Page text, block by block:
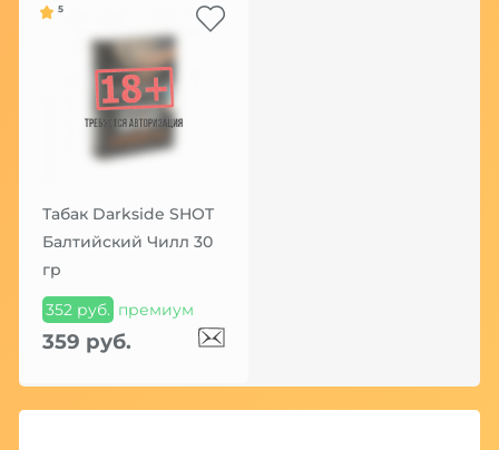
5
Табак Darkside SHOT
Балтийский Чилл 30
гр
352 руб. премиум
359 руб.